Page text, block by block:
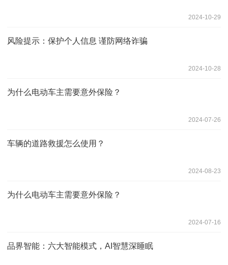
2024-10-29
风险提示：保护个人信息 谨防网络诈骗
2024-10-28
为什么电动车主需要意外保险？
2024-07-26
车辆的道路救援怎么使用？
2024-08-23
为什么电动车主需要意外保险？
2024-07-16
品界智能：六大智能模式，AI智慧深睡眠